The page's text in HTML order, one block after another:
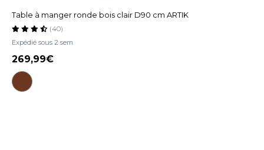
Table à manger ronde bois clair D90 cm ARTIK
Expédié sous 2 sem
(40)
269,99